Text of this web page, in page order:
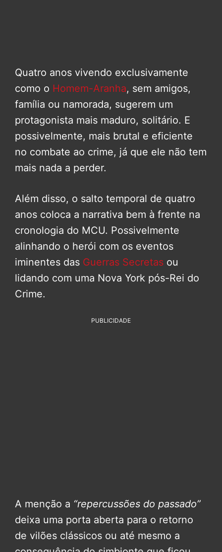
Quatro anos vivendo exclusivamente
como o Homem-Aranha, sem amigos,
família ou namorada, sugerem um
protagonista mais maduro, solitário. E
possivelmente, mais brutal e eficiente
no combate ao crime, já que ele não tem
mais nada a perder.
Além disso, o salto temporal de quatro
anos coloca a narrativa bem à frente na
cronologia do MCU. Possivelmente
alinhando o herói com os eventos
iminentes das Guerras Secretas ou
lidando com uma Nova York pós-Rei do
Crime.
PUBLICIDADE
A menção a “repercussões do passado”
deixa uma porta aberta para o retorno
de vilões clássicos ou até mesmo a